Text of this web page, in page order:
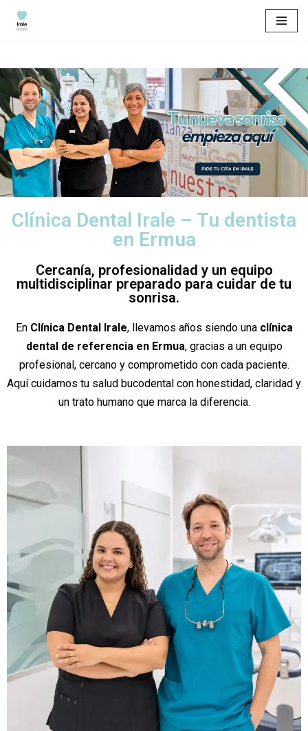
contenido
Clínica Dental Irale – Tu dentista
en Ermua
Cercanía, profesionalidad y un equipo
multidisciplinar preparado para cuidar de tu
sonrisa.
En Clínica Dental Irale, llevamos años siendo una clínica
dental de referencia en Ermua, gracias a un equipo
profesional, cercano y comprometido con cada paciente.
Aquí cuidamos tu salud bucodental con honestidad, claridad y
un trato humano que marca la diferencia.